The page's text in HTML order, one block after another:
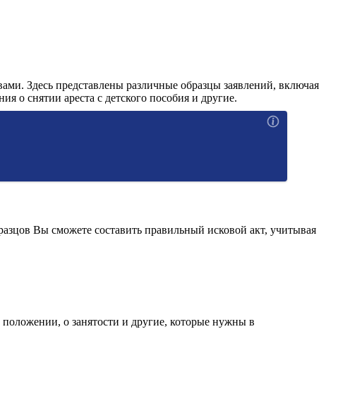
Здесь представлены различные образцы заявлений, включая
о снятии ареста с детского пособия и другие.
Вы сможете составить правильный исковой акт, учитывая
о занятости и другие, которые нужны в